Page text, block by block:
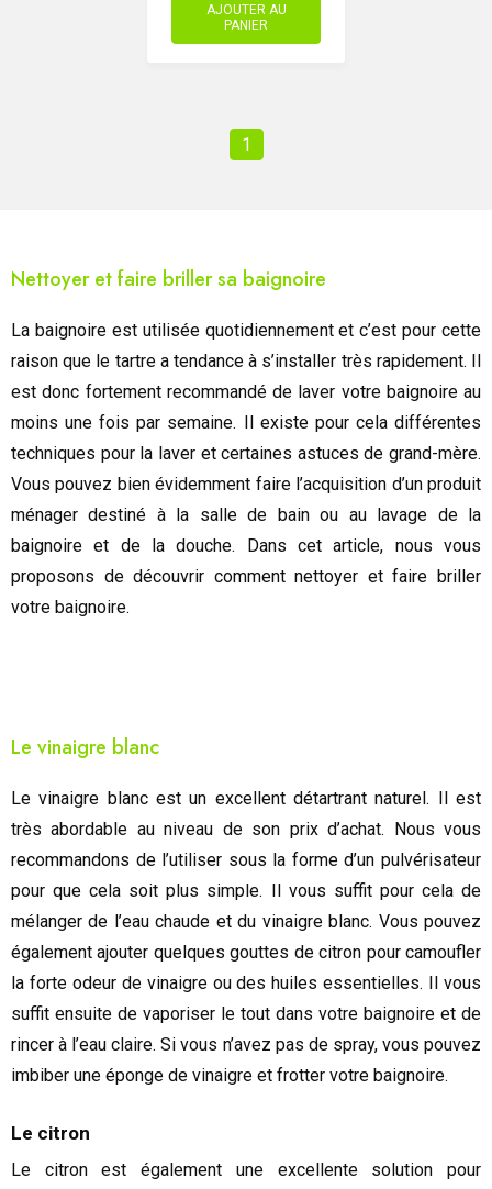
AJOUTER AU
PANIER
1
Nettoyer et faire briller sa baignoire
La baignoire est utilisée quotidiennement et c’est pour cette
raison que le tartre a tendance à s’installer très rapidement. Il
est donc fortement recommandé de laver votre baignoire au
moins une fois par semaine. Il existe pour cela différentes
techniques pour la laver et certaines astuces de grand-mère.
Vous pouvez bien évidemment faire l’acquisition d’un produit
ménager destiné à la salle de bain ou au lavage de la
baignoire et de la douche. Dans cet article, nous vous
proposons de découvrir comment nettoyer et faire briller
votre baignoire.
Le vinaigre blanc
Le vinaigre blanc est un excellent détartrant naturel. Il est
très abordable au niveau de son prix d’achat. Nous vous
recommandons de l’utiliser sous la forme d’un pulvérisateur
pour que cela soit plus simple. Il vous suffit pour cela de
mélanger de l’eau chaude et du vinaigre blanc. Vous pouvez
également ajouter quelques gouttes de citron pour camoufler
la forte odeur de vinaigre ou des huiles essentielles. Il vous
suffit ensuite de vaporiser le tout dans votre baignoire et de
rincer à l’eau claire. Si vous n’avez pas de spray, vous pouvez
imbiber une éponge de vinaigre et frotter votre baignoire.
Le citron
Le citron est également une excellente solution pour